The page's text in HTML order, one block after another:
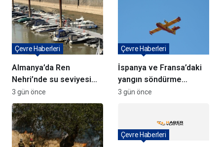
Almanya’da Ren
Nehri’nde su seviyesi
tarihi düşüşte
Çevre Haberleri
3 gün önce
İspanya ve Fransa’daki
yangın söndürme
uçakları Türkiye’ye
Çevre Haberleri
3 gün önce
Çevre Haberleri